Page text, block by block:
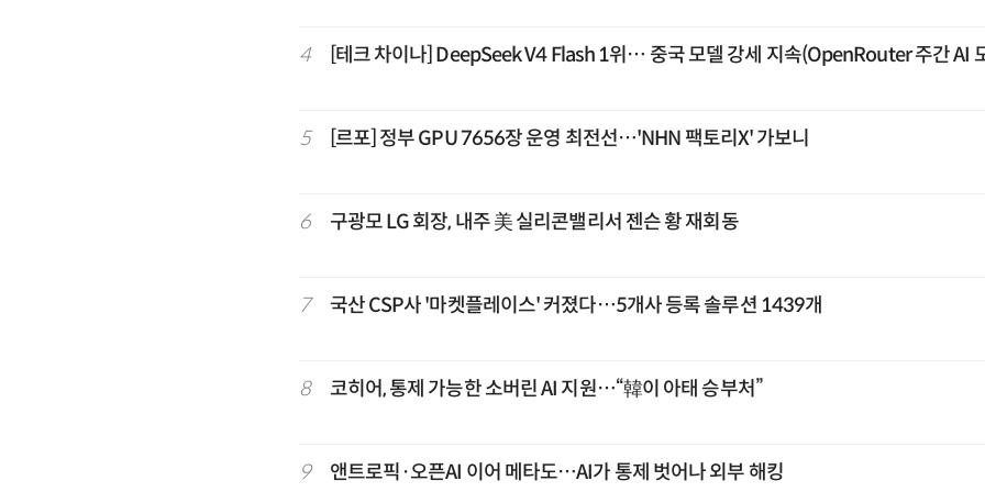
4 [테크 차이나] DeepSeek V4 Flash 1위… 중국 모델 강세 지속(OpenRouter 주간 AI
5 [르포] 정부 GPU 7656장 운영 최전선…'NHN 팩토리X' 가보니
6 구광모 LG 회장, 내주 美 실리콘밸리서 젠슨 황 재회동
7 국산 CSP사 '마켓플레이스' 커졌다…5개사 등록 솔루션 1439개
8 코히어, 통제 가능한 소버린 AI 지원…“韓이 아태 승부처”
9 앤트로픽·오픈AI 이어 메타도…AI가 통제 벗어나 외부 해킹